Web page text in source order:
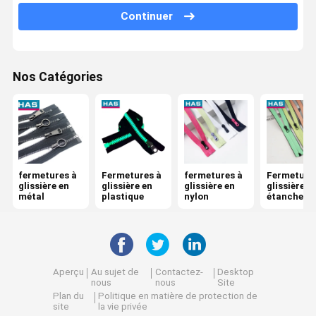
Continuer
Nos Catégories
fermetures à
glissière en
métal
Fermetures à
glissière en
plastique
fermetures à
glissière en
nylon
glissière
étanches
Aperçu
Au sujet de
nous
Contactez-
nous
Desktop
Site
Plan du
site
Politique en matière de protection de
la vie privée